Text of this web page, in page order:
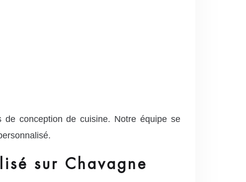
conception de cuisine. Notre équipe se
sur Chavagne